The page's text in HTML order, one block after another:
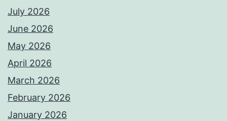
July 2026
June 2026
May 2026
April 2026
March 2026
February 2026
January 2026